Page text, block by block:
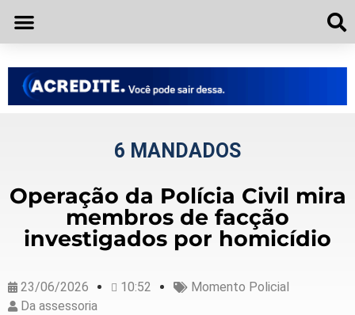
6 MANDADOS
Operação da Polícia Civil mira
membros de facção
investigados por homicídio
23/06/2026 10:52
Momento Policial
Da assessoria